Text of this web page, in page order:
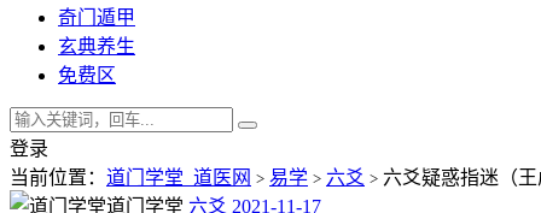
奇门遁甲
玄典养生
免费区
登录
当前位置： 道门学堂_道医网 > 易学 > 六爻 > 六爻疑惑指迷（
道门学堂 六爻 2021-11-17